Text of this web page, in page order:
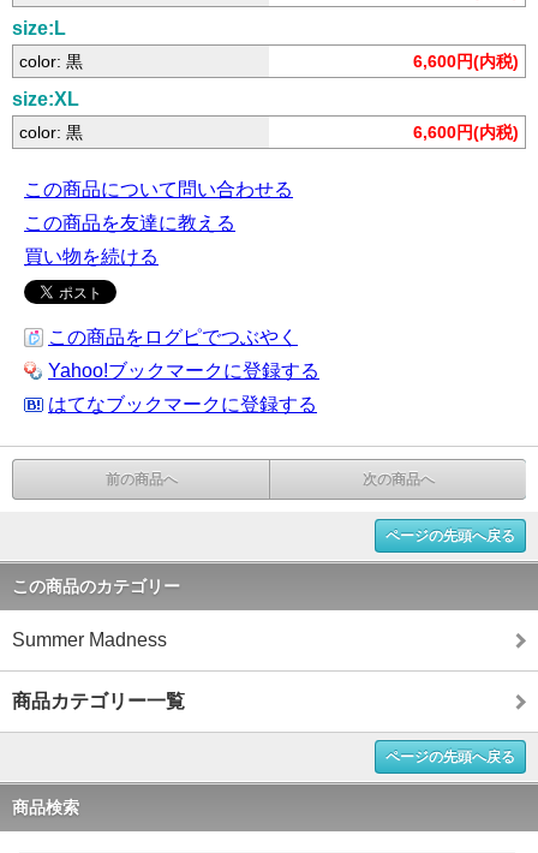
size:L
color: 黒 6,600円(内税)
size:XL
color: 黒 6,600円(内税)
この商品について問い合わせる
この商品を友達に教える
買い物を続ける
この商品をログピでつぶやく
Yahoo!ブックマークに登録する
はてなブックマークに登録する
前の商品へ 次の商品へ
ページの先頭へ戻る
この商品のカテゴリー
Summer Madness
商品カテゴリー一覧
ページの先頭へ戻る
商品検索